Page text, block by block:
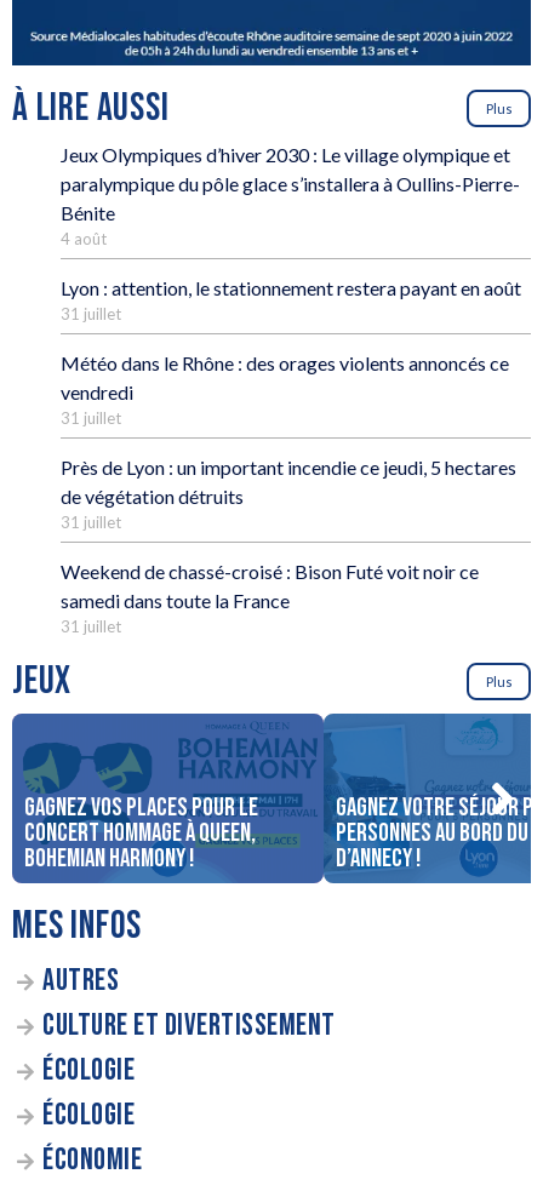
À LIRE AUSSI Plus
Jeux Olympiques d’hiver 2030 : Le village olympique et
paralympique du pôle glace s’installera à Oullins-Pierre-
Bénite
4 août
Lyon : attention, le stationnement restera payant en août
31 juillet
Météo dans le Rhône : des orages violents annoncés ce
vendredi
31 juillet
Près de Lyon : un important incendie ce jeudi, 5 hectares
de végétation détruits
31 juillet
Weekend de chassé-croisé : Bison Futé voit noir ce
samedi dans toute la France
31 juillet
JEUX Plus
Gagnez vos places pour le
concert Hommage à Queen,
Bohemian Harmony !
Gagnez votre séjour
personnes au bord du
d’Annecy !
MES INFOS
AUTRES
CULTURE ET DIVERTISSEMENT
ÉCOLOGIE
ÉCOLOGIE
ÉCONOMIE